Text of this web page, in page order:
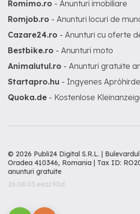
Romimo.ro - Anunturi imobiliare
Romjob.ro - Anunturi locuri de
Cazare24.ro - Anunturi cu oferte
Bestbike.ro - Anunturi moto
Animalutul.ro - Anunturi gratuite
Startapro.hu - Ingyenes
Quoka.de - Kostenlose
© 2026 Publi24 Digital S.R.L. |
Oradea 410346, Romania | Tax ID:
anunturi gratuite
26.08.03.eea190d